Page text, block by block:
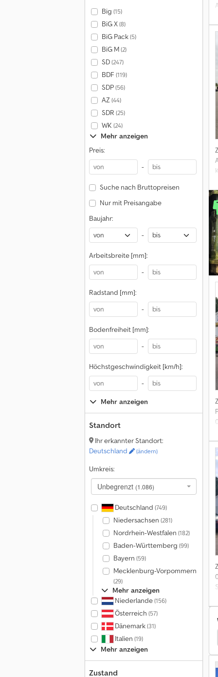
Big (15)
BiG X(8)
BiG Pack(5)
BiG M(2)
SD(247)
BDF (119)
SDP(56)
AZ(44)
SDR (25)
WK (24)
Mehr anzeigen
Preis:
-
Suche nach Bruttopreisen
Nur mit Preisangabe
Baujahr:
-
Arbeitsbreite [mm]:
-
Radstand [mm]:
-
Bodenfreiheit [mm]:
-
Höchstgeschwindigkeit [km/h]:
-
Mehr anzeigen
Standort
Ihr erkannter Standort:
Deutschland
(ändern)
Umkreis:
Unbegrenzt (1.086)
Deutschland (749)
Niedersachsen (281)
Nordrhein-Westfalen (182)
Baden-Württemberg (99)
Bayern (59)
Mecklenburg-Vorpommern
(29)
Mehr anzeigen
Niederlande(156)
Österreich (57)
Dänemark(31)
Italien (19)
Mehr anzeigen
Zustand
Väderstadt Sämaschine Landwirtschaft